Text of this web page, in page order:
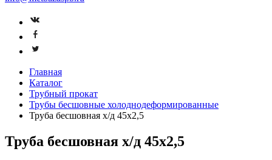
Главная
Каталог
Трубный прокат
Трубы бесшовные холоднодеформированные
Труба бесшовная х/д 45х2,5
Труба бесшовная х/д 45х2,5